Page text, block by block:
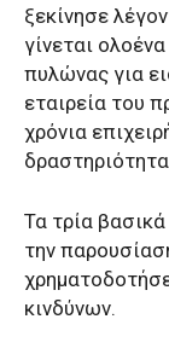
ξεκίνησε
γίνεται
πυλώνας για
εταιρεία του
χρόνια
Τα τρία
την
κινδύνων.